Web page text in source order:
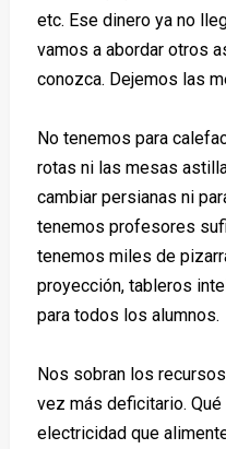
etc. Ese dinero ya no
vamos a abordar otros
conozca. Dejemos las
No tenemos para
rotas ni las mesas
cambiar persianas ni
tenemos profesores
tenemos miles de
proyección, tableros
para todos los alumnos.
Nos sobran los
vez más deficitario.
electricidad que